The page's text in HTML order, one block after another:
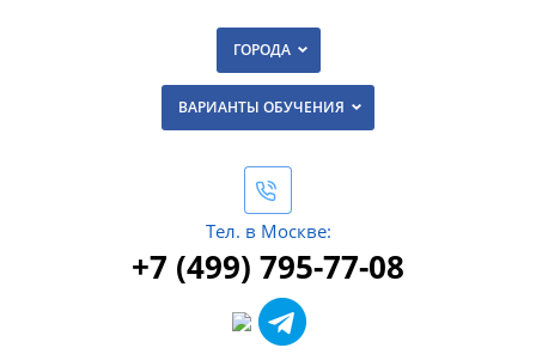
ГОРОДА
ВАРИАНТЫ ОБУЧЕНИЯ
Тел. в Москве:
+7 (499) 795-77-08